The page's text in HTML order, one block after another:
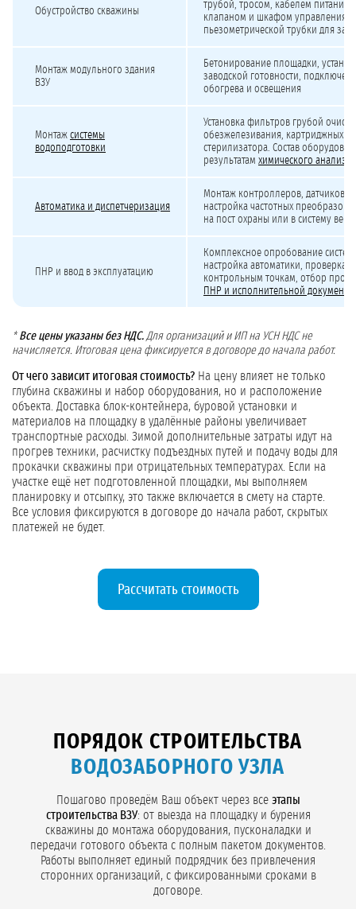
Обустройство скважины
трубой, тросом, кабелем
клапаном и шкафом управления.
пьезометрической трубки для
Монтаж модульного здания
ВЗУ
Бетонирование площадки,
заводской готовности,
обогрева и освещения
Монтаж системы
водоподготовки
Установка фильтров грубой
обезжелезивания, картриджных
стерилизатора. Состав
результатам химического анализа
Автоматика и диспетчеризация
Монтаж контроллеров, датчиков
настройка частотных
на пост охраны или в систему
ПНР и ввод в эксплуатацию
Комплексное опробование
настройка автоматики, проверка
контрольным точкам, отбор
ПНР и исполнительной
* Все цены указаны без НДС. Для организаций и ИП на УСН НДС не
начисляется. Итоговая цена фиксируется в договоре до начала работ.
От чего зависит итоговая стоимость? На цену влияет не только
глубина скважины и набор оборудования, но и расположение
объекта. Доставка блок-контейнера, буровой установки и
материалов на площадку в удалённые районы увеличивает
транспортные расходы. Зимой дополнительные затраты идут на
прогрев техники, расчистку подъездных путей и подачу воды для
прокачки скважины при отрицательных температурах. Если на
участке ещё нет подготовленной площадки, мы выполняем
планировку и отсыпку, это также включается в смету на старте.
Все условия фиксируются в договоре до начала работ, скрытых
платежей не будет.
Рассчитать стоимость
ПОРЯДОК СТРОИТЕЛЬСТВА
ВОДОЗАБОРНОГО УЗЛА
Пошагово проведём Ваш объект через все этапы
строительства ВЗУ: от выезда на площадку и бурения
скважины до монтажа оборудования, пусконаладки и
передачи готового объекта с полным пакетом документов.
Работы выполняет единый подрядчик без привлечения
сторонних организаций, с фиксированными сроками в
договоре.